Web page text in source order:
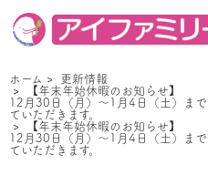
ホーム > 更新情報
>
【年末年始休暇のお知らせ】
12月30日（月）～1月4日（土）ま
ていただきます。
>
【年末年始休暇のお知らせ】
12月30日（月）～1月4日（土）ま
ていただきます。